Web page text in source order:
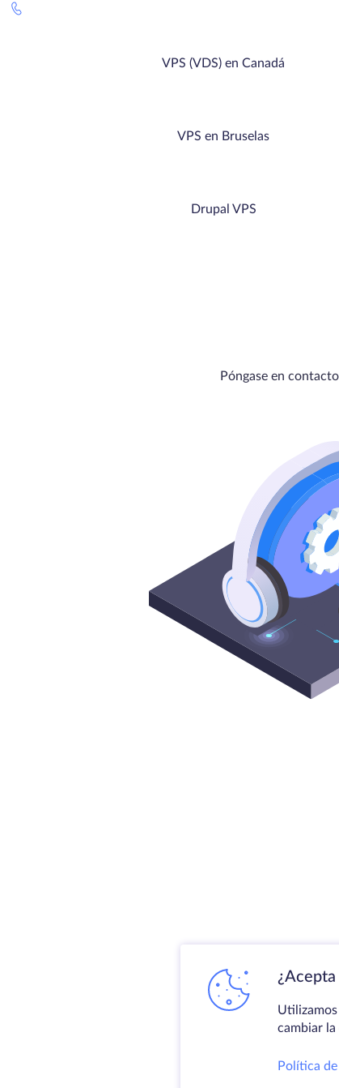
VPS (VDS) en Canadá
VPS en Bruselas
Drupal VPS
Póngase en
cambiar
Política